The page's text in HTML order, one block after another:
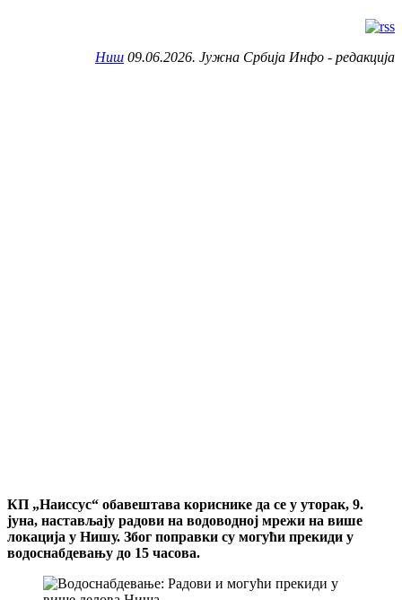
Ниш 09.06.2026. Јужна Србија Инфо - редакција
КП „Наиссус“ обавештава кориснике да се у уторак, 9.
јуна, настављају радови на водоводној мрежи на више
локација у Нишу. Због поправки су могући прекиди у
водоснабдевању до 15 часова.